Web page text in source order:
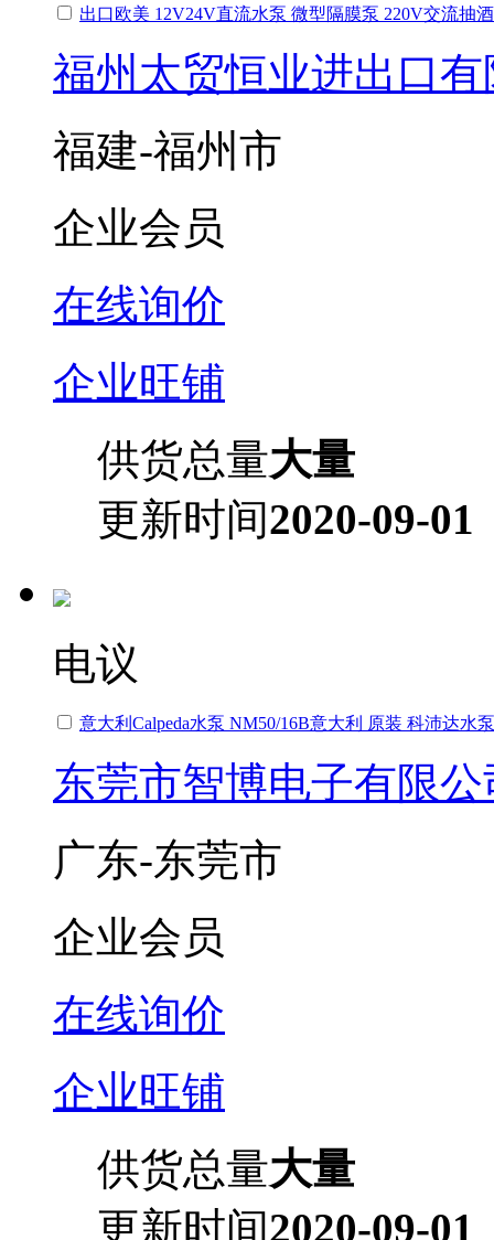
出口欧美 12V24V直流水泵 微型隔膜泵 220V交流抽
福州太贸恒业进出口
福建-福州市
企业会员
在线询价
企业旺铺
供货总量大量
更新时间2020-09-01
电议
意大利Calpeda水泵 NM50/16B意大利 原装 科沛达水泵
东莞市智博电子有限公
广东-东莞市
企业会员
在线询价
企业旺铺
供货总量大量
更新时间2020-09-01